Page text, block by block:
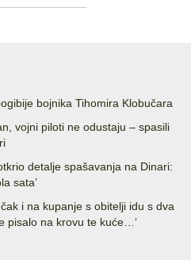
bojnika Tihomira Klobučara
vojni piloti ne odustaju – spasili
detalje spašavanja na Dinari:
sata’
i na kupanje s obitelji idu s dva
pisalo na krovu te kuće…‘